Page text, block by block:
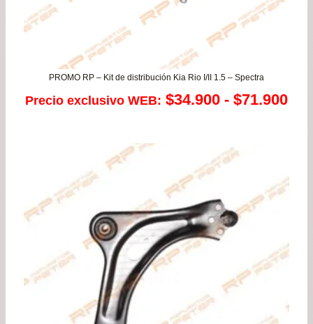
PROMO RP – Kit de distribución Kia Rio I/II 1.5 – Spectra
Precio exclusivo WEB: $34.900 - $71.900